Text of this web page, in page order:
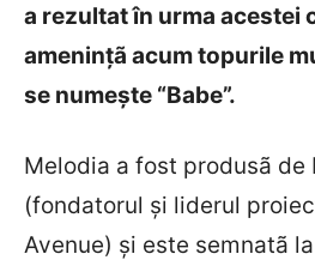
a rezultat în urma acestei
ameninţã acum topurile
se numeşte “Babe”.
Melodia a fost produsã de
(fondatorul şi liderul
Avenue) şi este semnatã